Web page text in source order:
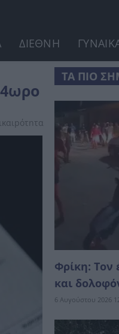
ΔΙΕΘΝΗ
ΤΑ ΠΙΟ
Φρίκη: Τον
και
6 Αυγούστου 2026